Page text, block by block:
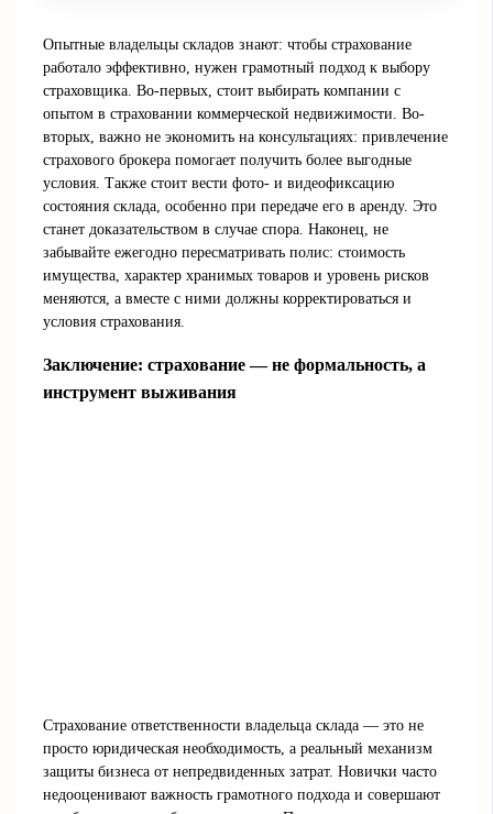
Опытные владельцы складов знают: чтобы страхование
работало эффективно, нужен грамотный подход к выбору
страховщика. Во-первых, стоит выбирать компании с
опытом в страховании коммерческой недвижимости. Во-
вторых, важно не экономить на консультациях: привлечение
страхового брокера помогает получить более выгодные
условия. Также стоит вести фото- и видеофиксацию
состояния склада, особенно при передаче его в аренду. Это
станет доказательством в случае спора. Наконец, не
забывайте ежегодно пересматривать полис: стоимость
имущества, характер хранимых товаров и уровень рисков
меняются, а вместе с ними должны корректироваться и
условия страхования.
Заключение: страхование — не формальность, а
инструмент выживания
Страхование ответственности владельца склада — это не
просто юридическая необходимость, а реальный механизм
защиты бизнеса от непредвиденных затрат. Новички часто
недооценивают важность грамотного подхода и совершают